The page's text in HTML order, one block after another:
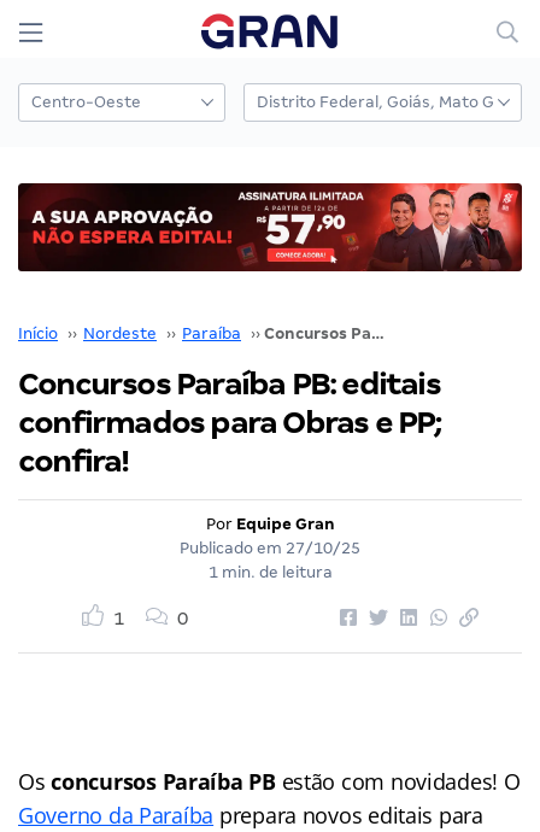
Início ›› Nordeste ›› Paraíba ›› Concursos Paraíba PB: editais confirmados para Obras e PP; confira!
Concursos Paraíba PB: editais
confirmados para Obras e PP;
confira!
Por Equipe Gran
Publicado em 27/10/25
1 min. de leitura
1 0
Osconcursos Paraíba PBestão com novidades! O
Governo da Paraíba prepara novos editais para